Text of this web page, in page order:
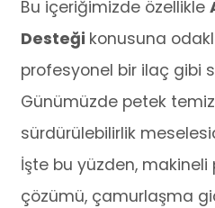
Bu içeriğimizde özellikle
Desteği konusuna
profesyonel bir ilaç gibi
Günümüzde petek
sürdürülebilirlik
İşte bu yüzden, makineli
çözümü, çamurlaşma